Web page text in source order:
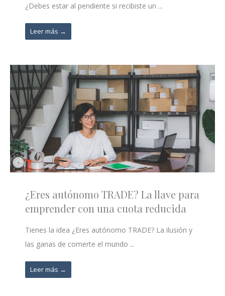
¿Debes estar al pendiente si recibiste un ...
Leer más →
¿Eres autónomo TRADE? La llave para
emprender con una cuota reducida
Tienes la idea ¿Eres autónomo TRADE? La ilusión y
las ganas de comerte el mundo ...
Leer más →